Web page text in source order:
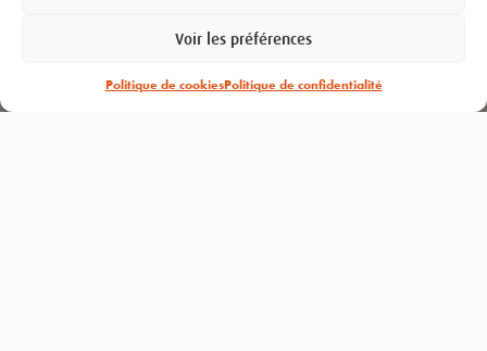
Voir les préférences
Politique de cookiesPolitique de confidentialité
ALT’AIR